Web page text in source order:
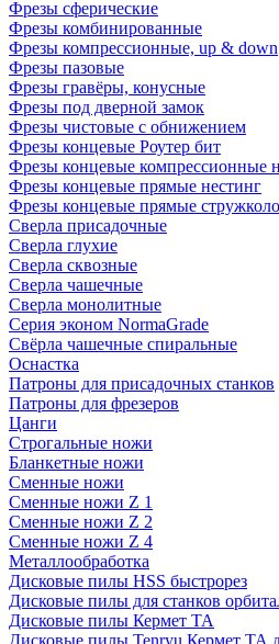
Фрезы сферические
Фрезы комбинированные
Фрезы компрессионные, up & down
Фрезы пазовые
Фрезы гравёры, конусные
Фрезы под дверной замок
Фрезы чистовые с обнижением
Фрезы концевые Роутер бит
Фрезы концевые компрессионные
Фрезы концевые прямые нестинг
Фрезы концевые прямые
Сверла присадочные
Сверла глухие
Сверла сквозные
Сверла чашечные
Сверла монолитные
Серия эконом NormaGrade
Свёрла чашечные спиральные
Оснастка
Патроны для присадочных станков
Патроны для фрезеров
Цанги
Строгальные ножи
Бланкетные ножи
Сменные ножи
Сменные ножи Z 1
Сменные ножи Z 2
Сменные ножи Z 4
Металлообработка
Дисковые пилы HSS быстрорез
Дисковые пилы для станков
Дисковые пилы Кермет ТА
Дисковые пилы Tenryu Кермет ТА